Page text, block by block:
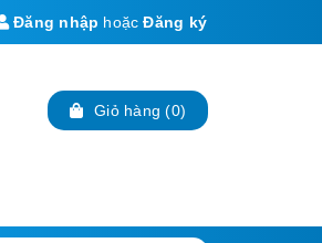
Đăng nhập hoặc Đăng ký
Giỏ hàng (0)